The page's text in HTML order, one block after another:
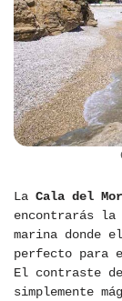
La Cala del
encontrarás la
marina donde
perfecto para
El contraste
simplemente